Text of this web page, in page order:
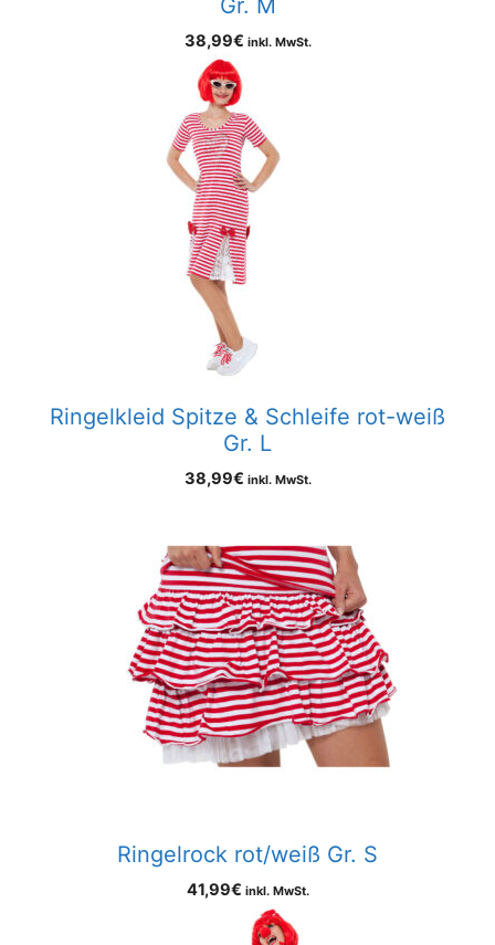
38,99€ inkl. MwSt.
Ringelkleid Spitze & Schleife rot-weiß
Gr. L
38,99€ inkl. MwSt.
Ringelrock rot/weiß Gr. S
41,99€ inkl. MwSt.